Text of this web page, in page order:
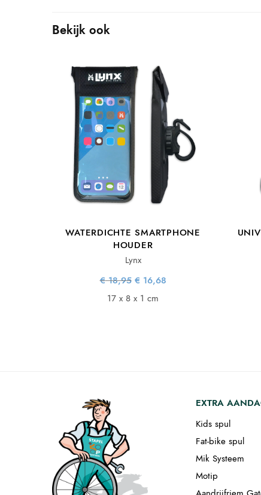
Bekijk ook
WATERDICHTE SMARTPHONE
HOUDER
Lynx
€18,95 Oorspronkelijke
prijs was:
€ 18,95.
€ 16,68
17 x 8 x 1 cm
EXTRA
Kids spul
Fat-bike spul
Mik Systeem
Motip